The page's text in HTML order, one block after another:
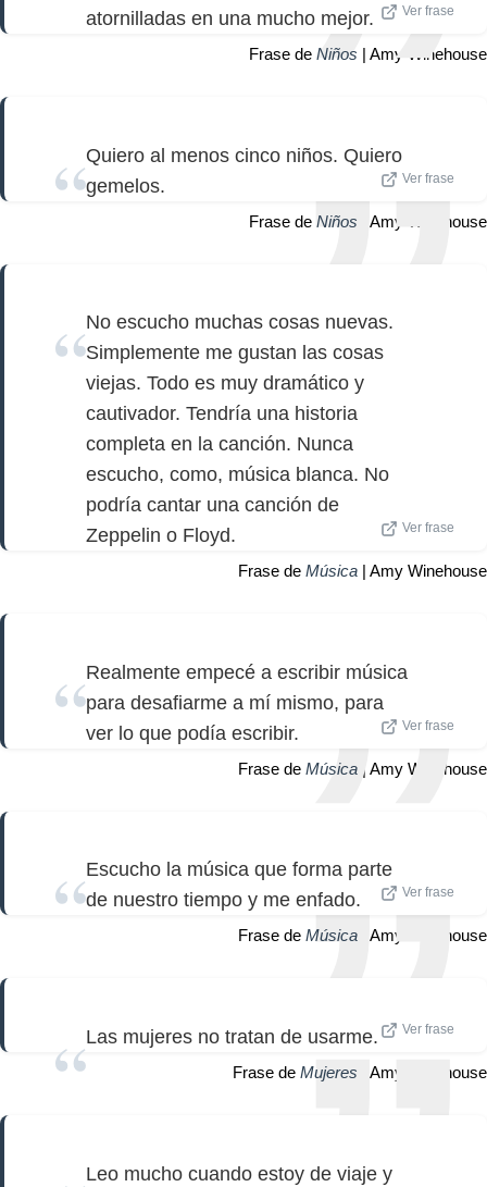
atornilladas en una mucho mejor.
Ver frase
Frase de Niños | Amy Winehouse
Quiero al menos cinco niños. Quiero
gemelos.
Ver frase
Frase de Niños | Amy Winehouse
No escucho muchas cosas nuevas.
Simplemente me gustan las cosas
viejas. Todo es muy dramático y
cautivador. Tendría una historia
completa en la canción. Nunca
escucho, como, música blanca. No
podría cantar una canción de
Zeppelin o Floyd.
Ver frase
Frase de Música | Amy Winehouse
Realmente empecé a escribir música
para desafiarme a mí mismo, para
ver lo que podía escribir.
Ver frase
Frase de Música | Amy Winehouse
Escucho la música que forma parte
de nuestro tiempo y me enfado.
Ver frase
Frase de Música | Amy Winehouse
Las mujeres no tratan de usarme. Ver frase
Frase de Mujeres | Amy Winehouse
Leo mucho cuando estoy de viaje y